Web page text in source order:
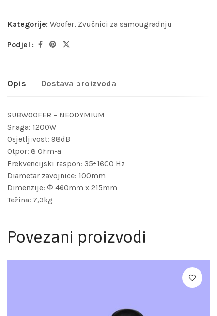
Kategorije: Woofer, Zvučnici za samougradnju
Podjeli:
Opis Dostava proizvoda
SUBWOOFER – NEODYMIUM
Snaga: 1200W
Osjetljivost: 98dB
Otpor: 8 Ohm-a
Frekvencijski raspon: 35÷1600 Hz
Diametar zavojnice: 100mm
Dimenzije: Φ 460mm x 215mm
Težina: 7,3kg
Povezani proizvodi